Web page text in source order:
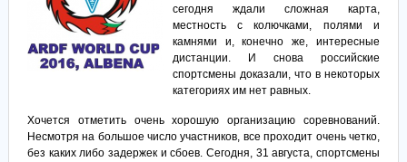
сегодня ждали сложная карта,
местность с колючками, полями и
камнями и, конечно же, интересные
дистанции. И снова российские
спортсмены доказали, что в некоторых
категориях им нет равных.
Хочется отметить очень хорошую организацию соревнований.
Несмотря на большое число участников, все проходит очень четко,
без каких либо задержек и сбоев. Сегодня, 31 августа, спортсмены